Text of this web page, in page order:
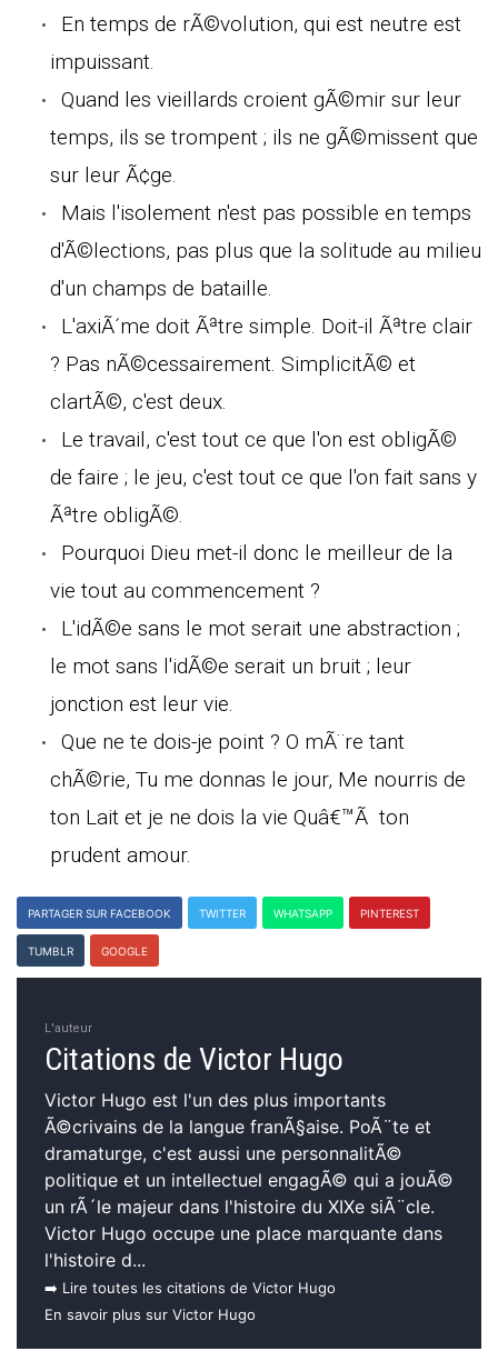
En temps de rÃ©volution, qui est neutre est
impuissant.
Quand les vieillards croient gÃ©mir sur leur
temps, ils se trompent ; ils ne gÃ©missent que
sur leur Ã¢ge.
Mais l'isolement n'est pas possible en temps
d'Ã©lections, pas plus que la solitude au milieu
d'un champs de bataille.
L'axiÃ´me doit Ãªtre simple. Doit-il Ãªtre clair
? Pas nÃ©cessairement. SimplicitÃ© et
clartÃ©, c'est deux.
Le travail, c'est tout ce que l'on est obligÃ©
de faire ; le jeu, c'est tout ce que l'on fait sans y
Ãªtre obligÃ©.
Pourquoi Dieu met-il donc le meilleur de la
vie tout au commencement ?
L'idÃ©e sans le mot serait une abstraction ;
le mot sans l'idÃ©e serait un bruit ; leur
jonction est leur vie.
Que ne te dois-je point ? O mÃ¨re tant
chÃ©rie, Tu me donnas le jour, Me nourris de
ton Lait et je ne dois la vie Quâ€™Ã ton
prudent amour.
PARTAGER SUR FACEBOOK TWITTER WHATSAPP PINTEREST
TUMBLR GOOGLE
L'auteur
Citations de Victor Hugo
Victor Hugo est l'un des plus importants
Ã©crivains de la langue franÃ§aise. PoÃ¨te et
dramaturge, c'est aussi une personnalitÃ©
politique et un intellectuel engagÃ© qui a jouÃ©
un rÃ´le majeur dans l'histoire du XIXe siÃ¨cle.
Victor Hugo occupe une place marquante dans
l'histoire d...
➡️ Lire toutes les citations de Victor Hugo
En savoir plus sur Victor Hugo